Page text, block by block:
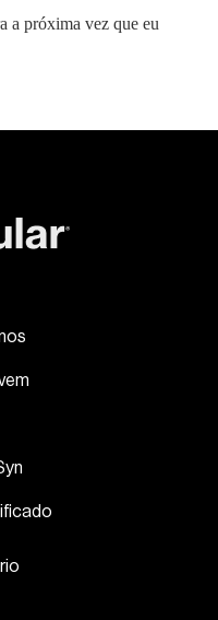
a próxima vez que eu